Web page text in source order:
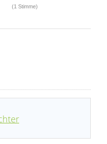
(1 Stimme)